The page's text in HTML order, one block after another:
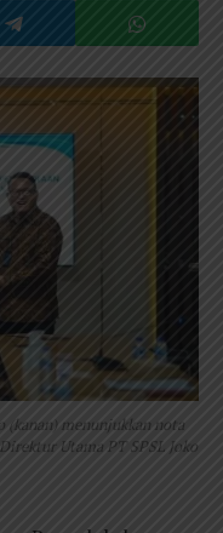
menunjukkan nota
Utama PT SPSL Joko